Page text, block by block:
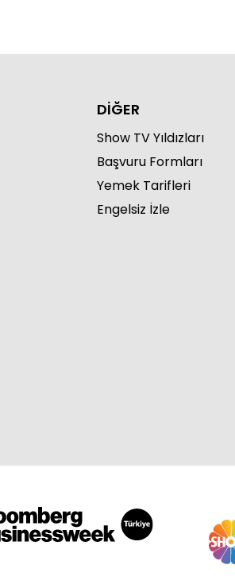
DİĞER
Show TV Yıldızları
Başvuru Formları
Yemek Tarifleri
Engelsiz İzle